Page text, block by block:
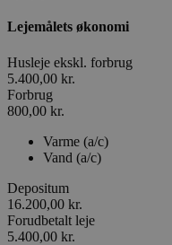
Lejemålets økonomi
Husleje ekskl. forbrug
5.400,00 kr.
Forbrug
800,00 kr.
Varme (a/c)
Vand (a/c)
Depositum
16.200,00 kr.
Forudbetalt leje
5.400,00 kr.